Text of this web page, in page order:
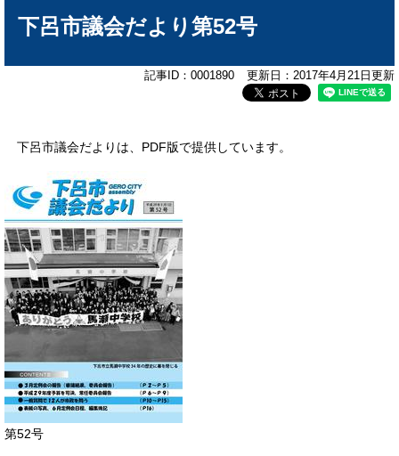
下呂市議会だより第52号
記事ID：0001890 更新日：2017年4月21日更新
下呂市議会だよりは、PDF版で提供しています。
​第52号